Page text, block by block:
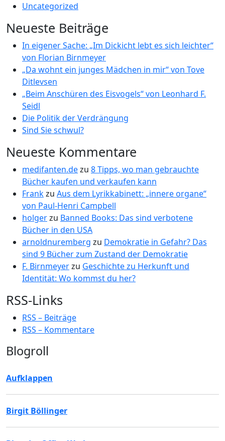
Uncategorized
Neueste Beiträge
In eigener Sache: „Im Dickicht lebt es sich leichter“
von Florian Birnmeyer
„Da wohnt ein junges Mädchen in mir“ von Tove
Ditlevsen
„Beim Anschüren des Eisvogels“ von Leonhard F.
Seidl
Die Politik der Verdrängung
Sind Sie schwul?
Neueste Kommentare
medifanten.dezu 8 Tipps, wo man gebrauchte
Bücher kaufen und verkaufen kann
Frankzu Aus dem Lyrikkabinett: „innere organe“
von Paul-Henri Campbell
holgerzu Banned Books: Das sind verbotene
Bücher in den USA
arnoldnuremberg zu Demokratie in Gefahr? Das
sind 9 Bücher zum Zustand der Demokratie
F. Birnmeyerzu Geschichte zu Herkunft und
Identität: Wo kommst du her?
RSS-Links
RSS – Beiträge
RSS – Kommentare
Blogroll
Aufklappen
Birgit Böllinger